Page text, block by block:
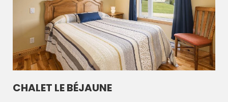
CHALET LE BÉJAUNE